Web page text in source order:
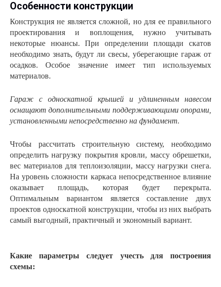
Особенности конструкции
Конструкция не является сложной, но для ее правильного
проектирования и воплощения, нужно учитывать
некоторые нюансы. При определении площади скатов
необходимо знать, будут ли свесы, уберегающие гараж от
осадков. Особое значение имеет тип используемых
материалов.
Гараж с односкатной крышей и удлиненным навесом
оснащают дополнительными поддерживающими опорами,
установленными непосредственно на фундамент.
Чтобы рассчитать строительную систему, необходимо
определить нагрузку покрытия кровли, массу обрешетки,
вес материалов для теплоизоляции, массу нагрузки снега.
На уровень сложности каркаса непосредственное влияние
оказывает площадь, которая будет перекрыта.
Оптимальным вариантом является составление двух
проектов односкатной конструкции, чтобы из них выбрать
самый выгодный, практичный и экономный вариант.
Какие параметры следует учесть для построения
схемы: